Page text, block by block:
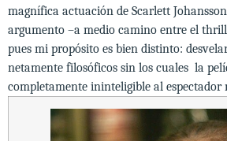
magnífica actuación de Scarlett
argumento –a medio camino entre el
pues mi propósito es bien distinto:
netamente filosóficos sin los cuales la
completamente ininteligible al espectador